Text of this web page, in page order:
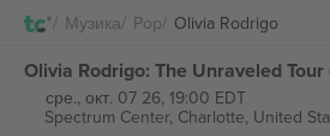
Музика Pop Olivia Rodrigo
Olivia Rodrigo: The Unraveled Tour
сре., окт. 07 26, 19:00 EDT
Spectrum Center, Charlotte, United